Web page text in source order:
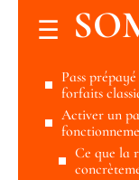
Pass
forfaits
Activer un
Ce que la